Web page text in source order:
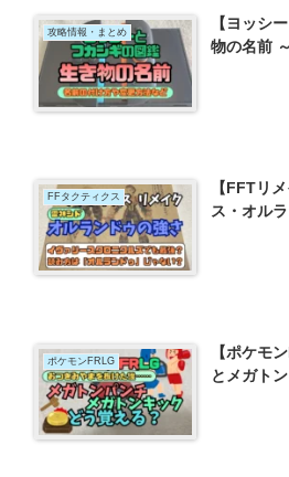
攻略情報・まとめ
【ヨッシ
物の名前
FFタクティクス
【FFTリ
ス・オル
ポケモンFRLG
【ポケモ
とメガト